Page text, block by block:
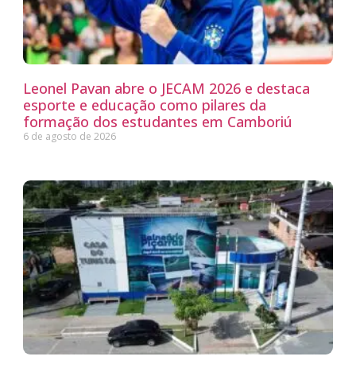
Leonel Pavan abre o JECAM 2026 e destaca
esporte e educação como pilares da
formação dos estudantes em Camboriú
6 de agosto de 2026